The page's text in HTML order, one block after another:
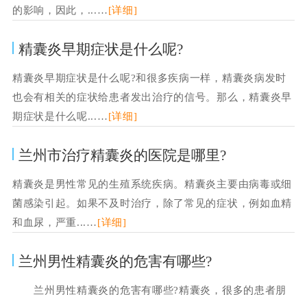
的影响，因此，...…[详细]
精囊炎早期症状是什么呢?
精囊炎早期症状是什么呢?和很多疾病一样，精囊炎病发时
也会有相关的症状给患者发出治疗的信号。那么，精囊炎早
期症状是什么呢...…[详细]
兰州市治疗精囊炎的医院是哪里?
精囊炎是男性常见的生殖系统疾病。精囊炎主要由病毒或细
菌感染引起。如果不及时治疗，除了常见的症状，例如血精
和血尿，严重...…[详细]
兰州男性精囊炎的危害有哪些?
兰州男性精囊炎的危害有哪些?精囊炎，很多的患者朋